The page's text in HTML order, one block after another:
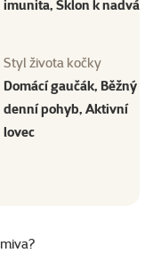
imunita, Sklon k nadváze
Styl života kočky
Domácí gaučák, Běžný
denní pohyb, Aktivní
lovec